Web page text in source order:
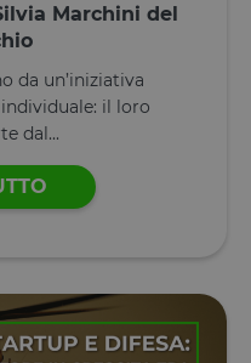
Marchini del
da un’iniziativa
il loro
dal...